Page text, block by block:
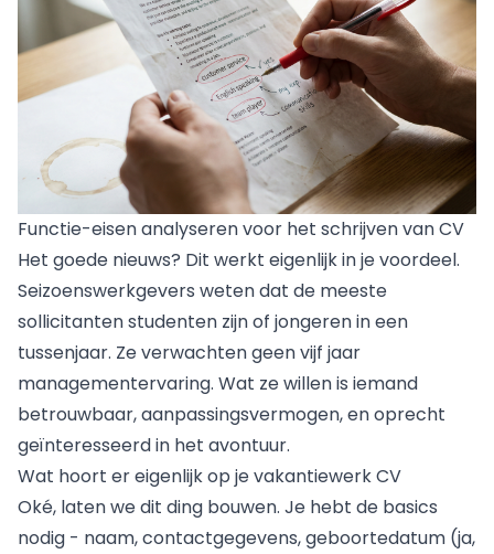
Functie-eisen analyseren voor het schrijven van CV
Het goede nieuws? Dit werkt eigenlijk in je voordeel.
Seizoenswerkgevers weten dat de meeste
sollicitanten studenten zijn of jongeren in een
tussenjaar. Ze verwachten geen vijf jaar
managementervaring. Wat ze willen is iemand
betrouwbaar, aanpassingsvermogen, en oprecht
geïnteresseerd in het avontuur.
Wat hoort er eigenlijk op je vakantiewerk CV
Oké, laten we dit ding bouwen. Je hebt de basics
nodig - naam, contactgegevens, geboortedatum (ja,